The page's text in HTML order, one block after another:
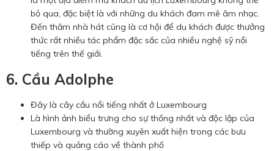
bỏ qua, đặc biệt là với những du khách đam mê âm nhạc.
Đến thăm nhà hát cũng là cơ hội để du khách được thưởng
thức rất nhiều tác phẩm đặc sắc của nhiều nghệ sỹ nổi
tiếng trên thế giới.
6. Cầu Adolphe
Đây là cây cầu nổi tiếng nhất ở Luxembourg
Là hình ảnh biểu trưng cho sự thống nhất và độc lập của
Luxembourg và thường xuyên xuất hiện trong các bưu
thiếp và quảng cáo về thành phố